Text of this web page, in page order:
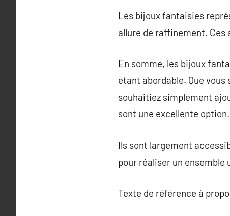
Les bijoux fantaisies
allure de raffinement. Ces
En somme, les bijoux
étant abordable. Que vous
souhaitiez simplement
sont une excellente option.
Ils sont largement
pour réaliser un ensemble
Texte de référence à